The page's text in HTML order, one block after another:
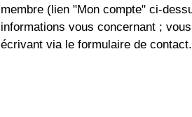
membre (lien "Mon compte" ci-
informations vous concernant ;
écrivant via le formulaire de contact.